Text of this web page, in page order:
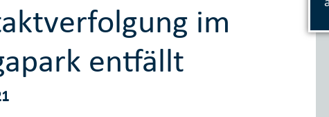
im
entfällt